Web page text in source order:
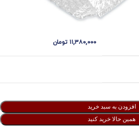
۱۱,۳۸۰,۰۰۰ تومان
افزودن به سبد خرید
همین حالا خرید کنید